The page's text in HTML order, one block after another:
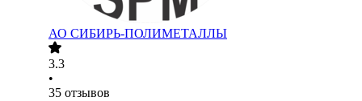
АО СИБИРЬ-ПОЛИМЕТАЛЛЫ
3.3
•
35 отзывов